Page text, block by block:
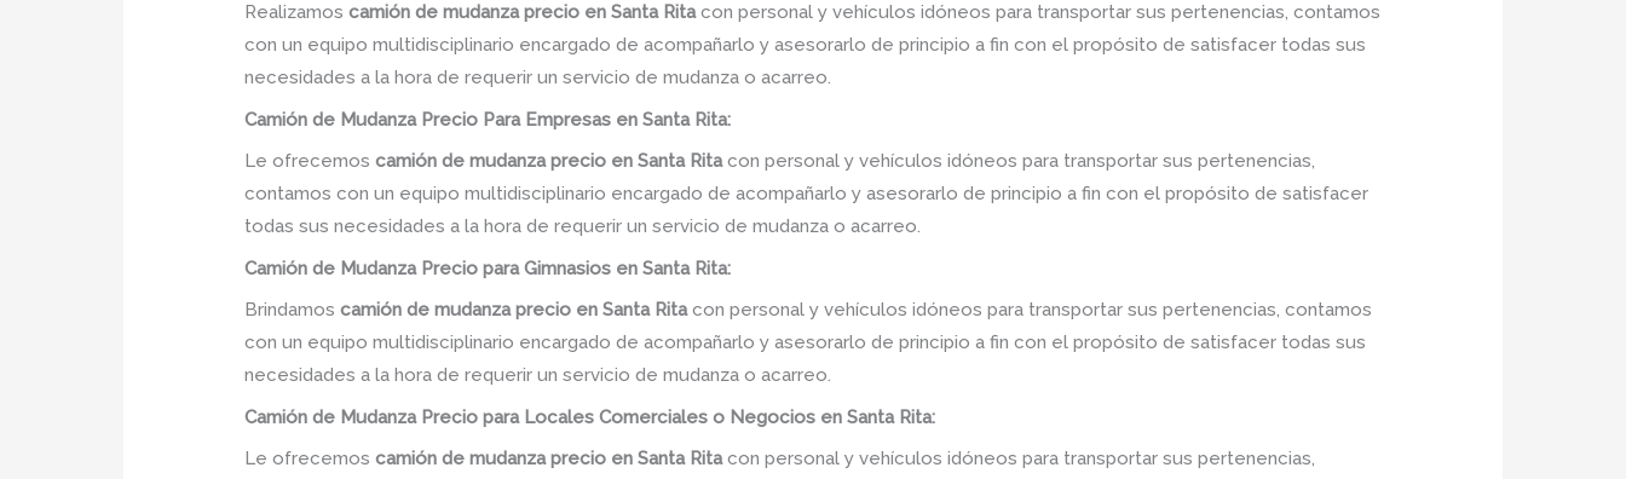
Realizamoscamión de mudanza precio en Santa Ritacon personal y vehículos idóneos para transportar sus pertenencias, contamos
con un equipo multidisciplinario encargado de acompañarlo y asesorarlo de principio a fin con el propósito de satisfacer todas sus
necesidades a la hora de requerir un servicio de mudanza o acarreo.
Camión de Mudanza Precio Para Empresas en Santa Rita:
Le ofrecemoscamión de mudanza precio en Santa Ritacon personal y vehículos idóneos para transportar sus pertenencias,
contamos con un equipo multidisciplinario encargado de acompañarlo y asesorarlo de principio a fin con el propósito de satisfacer
todas sus necesidades a la hora de requerir un servicio de mudanza o acarreo.
Camión de Mudanza Precio para Gimnasios en Santa Rita:
Brindamoscamión de mudanza precio en Santa Ritacon personal y vehículos idóneos para transportar sus pertenencias, contamos
con un equipo multidisciplinario encargado de acompañarlo y asesorarlo de principio a fin con el propósito de satisfacer todas sus
necesidades a la hora de requerir un servicio de mudanza o acarreo.
Camión de Mudanza Precio para Locales Comerciales o Negocios en Santa Rita:
Le ofrecemoscamión de mudanza precio en Santa Ritacon personal y vehículos idóneos para transportar sus pertenencias,